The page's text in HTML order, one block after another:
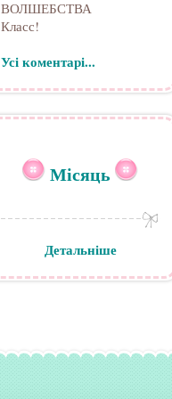
ВОЛШЕБСТВА
Класс!
Усі коментарі...
Місяць
Детальніше